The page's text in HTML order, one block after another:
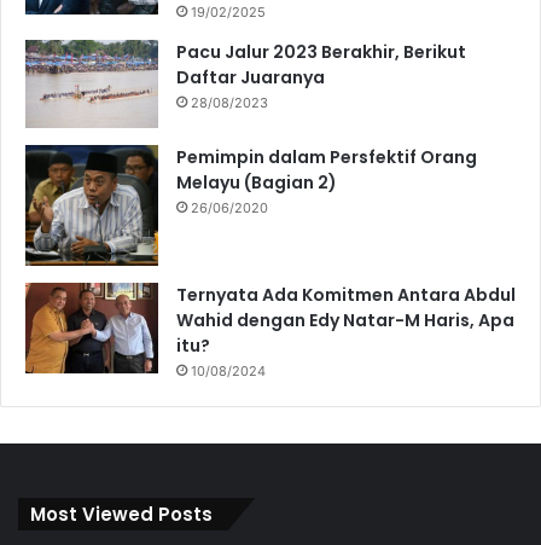
19/02/2025
Pacu Jalur 2023 Berakhir, Berikut
Daftar Juaranya
28/08/2023
Pemimpin dalam Persfektif Orang
Melayu (Bagian 2)
26/06/2020
Ternyata Ada Komitmen Antara Abdul
Wahid dengan Edy Natar-M Haris, Apa
itu?
10/08/2024
Most Viewed Posts